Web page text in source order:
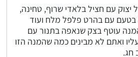
עם חציל בלאדי שרוף, טחינה,
בטעם עם בהרט פלפל מלח ועוד
עוטף בצק שנאפה בתנור עם
ואתם לא מבינים כמה שהמנה הזו
חג.